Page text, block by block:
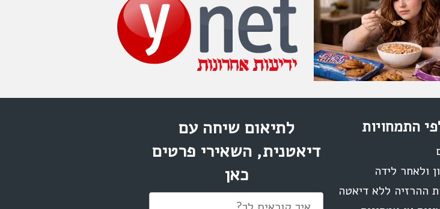
התמחויות
ולאחר לידה
ההרזיה ללא דיאטה
לתיאום שיחה עם
דיאטנית, השאירי פרטים
כאן